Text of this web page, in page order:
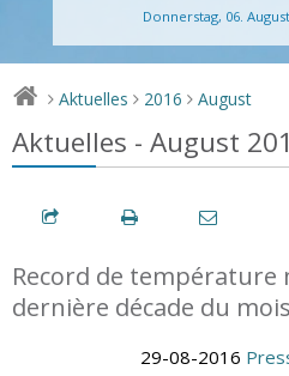
Donnerstag, 06.
> Aktuelles > 2016 > August
Aktuelles - August
Record de température
dernière décade du
29-08-2016